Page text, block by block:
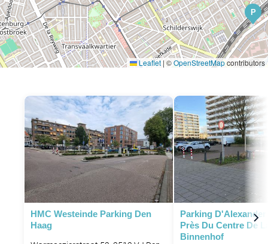
P
Leaflet | ©OpenStreetMapcontributors
HMC Westeinde Parking Den
Haag
Parking D'Alexander
Près Du Centre De
Binnenhof